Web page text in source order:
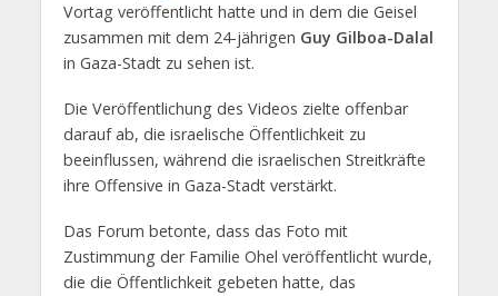
Vortag veröffentlicht hatte und in dem die Geisel
zusammen mit dem 24-jährigen Guy Gilboa-Dalal
in Gaza-Stadt zu sehen ist.
Die Veröffentlichung des Videos zielte offenbar
darauf ab, die israelische Öffentlichkeit zu
beeinflussen, während die israelischen Streitkräfte
ihre Offensive in Gaza-Stadt verstärkt.
Das Forum betonte, dass das Foto mit
Zustimmung der Familie Ohel veröffentlicht wurde,
die die Öffentlichkeit gebeten hatte, das